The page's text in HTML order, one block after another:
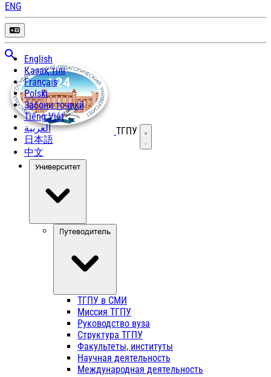
ENG
English
Қазақ тілі
Français
Polski
Забони тоҷикӣ
Tiếng Việt
العربية
日本語
中文
ТГПУ Открыть меню
Университет
Путеводитель
ТГПУ в СМИ
Миссия ТГПУ
Руководство вуза
Структура ТГПУ
Факультеты, институты
Научная деятельность
Международная деятельность